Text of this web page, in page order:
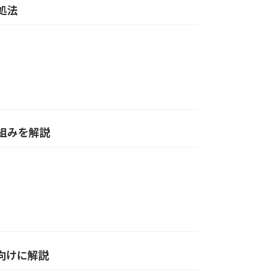
法
みを解説
けに解説